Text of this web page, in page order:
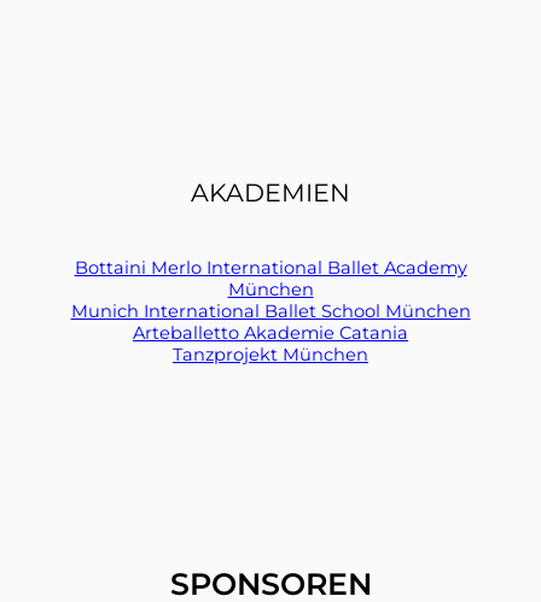
AKADEMIEN
Bottaini Merlo International Ballet Academy
München
Munich International Ballet School München
Arteballetto Akademie Catania
Tanzprojekt München
SPONSOREN